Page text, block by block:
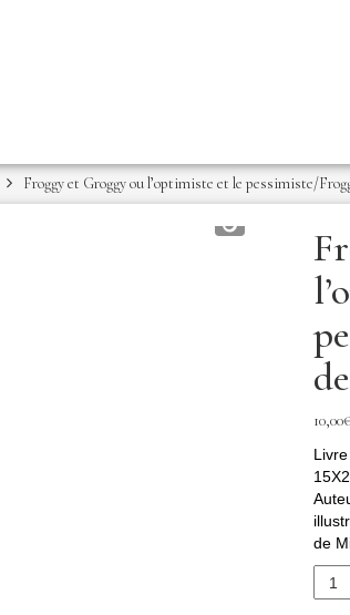
Froggy et Groggy ou l’optimiste et le pessimiste/
10,00
de